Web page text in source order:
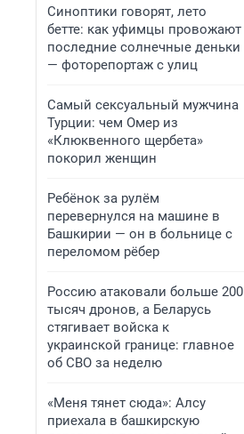
Синоптики говорят, лето
бетте: как уфимцы провожают
последние солнечные деньки
— фоторепортаж с улиц
Самый сексуальный мужчина
Турции: чем Омер из
«Клюквенного щербета»
покорил женщин
Ребёнок за рулём
перевернулся на машине в
Башкирии — он в больнице с
переломом рёбер
Россию атаковали больше 200
тысяч дронов, а Беларусь
стягивает войска к
украинской границе: главное
об СВО за неделю
«Меня тянет сюда»: Алсу
приехала в башкирскую